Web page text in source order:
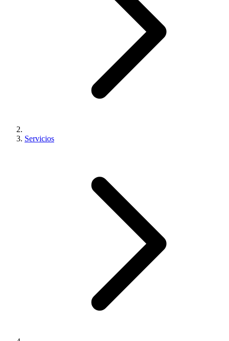
Servicios